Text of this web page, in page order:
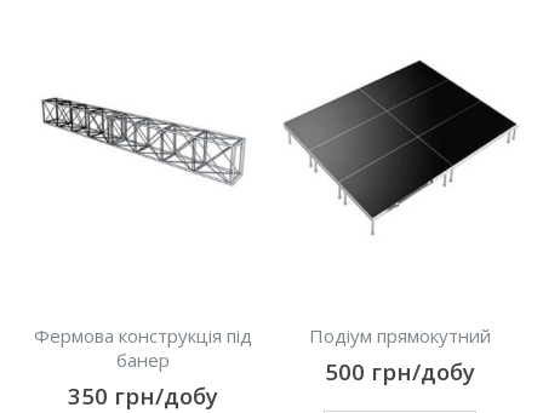
Фермова конструкція під
банер
350 грн/добу
Подіум прямокутний
500 грн/добу